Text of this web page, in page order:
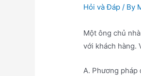
Hỏi và Đáp / By
Một ông chủ
với khách hàng.
A. Phương pháp